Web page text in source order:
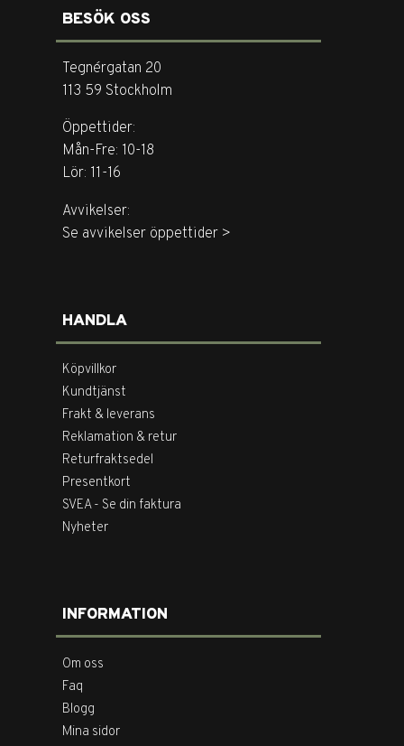
BESÖK OSS
Tegnérgatan 20
113 59 Stockholm
Öppettider:
Mån-Fre: 10-18
Lör: 11-16
Avvikelser:
Se avvikelser öppettider >
HANDLA
Köpvillkor
Kundtjänst
Frakt & leverans
Reklamation & retur
Returfraktsedel
Presentkort
SVEA - Se din faktura
Nyheter
INFORMATION
Om oss
Faq
Blogg
Mina sidor